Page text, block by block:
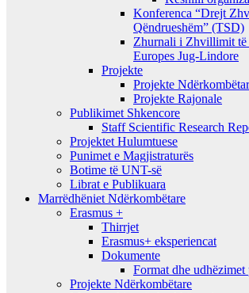
Konferenca “Drejt
Qëndrueshëm” (TSD)
Zhurnali i Zhvillimit të
Europes Jug-Lindore
Projekte
Projekte
Projekte Rajonale
Publikimet Shkencore
Staff Scientific Research
Projektet Hulumtuese
Punimet e Magjistraturës
Botime të UNT-së
Librat e Publikuara
Marrëdhëniet Ndërkombëtare
Erasmus +
Thirrjet
Erasmus+ eksperiencat
Dokumente
Format dhe udhëzimet
Projekte Ndërkombëtare